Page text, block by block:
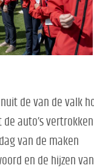
de van de valk
auto’s
van de maken
en de hijzen